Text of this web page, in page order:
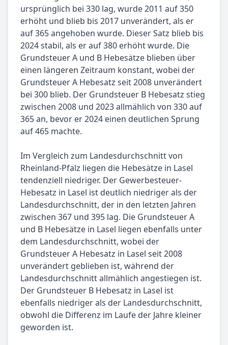
ursprünglich bei 330 lag, wurde 2011 auf 350
erhöht und blieb bis 2017 unverändert, als er
auf 365 angehoben wurde. Dieser Satz blieb bis
2024 stabil, als er auf 380 erhöht wurde. Die
Grundsteuer A und B Hebesätze blieben über
einen längeren Zeitraum konstant, wobei der
Grundsteuer A Hebesatz seit 2008 unverändert
bei 300 blieb. Der Grundsteuer B Hebesatz stieg
zwischen 2008 und 2023 allmählich von 330 auf
365 an, bevor er 2024 einen deutlichen Sprung
auf 465 machte.
Im Vergleich zum Landesdurchschnitt von
Rheinland-Pfalz liegen die Hebesätze in Lasel
tendenziell niedriger. Der Gewerbesteuer-
Hebesatz in Lasel ist deutlich niedriger als der
Landesdurchschnitt, der in den letzten Jahren
zwischen 367 und 395 lag. Die Grundsteuer A
und B Hebesätze in Lasel liegen ebenfalls unter
dem Landesdurchschnitt, wobei der
Grundsteuer A Hebesatz in Lasel seit 2008
unverändert geblieben ist, während der
Landesdurchschnitt allmählich angestiegen ist.
Der Grundsteuer B Hebesatz in Lasel ist
ebenfalls niedriger als der Landesdurchschnitt,
obwohl die Differenz im Laufe der Jahre kleiner
geworden ist.